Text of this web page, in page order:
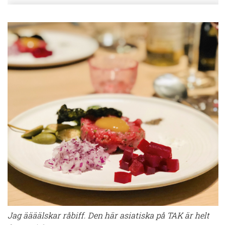
Jag äääälskar råbiff. Den här asiatiska på TAK är helt